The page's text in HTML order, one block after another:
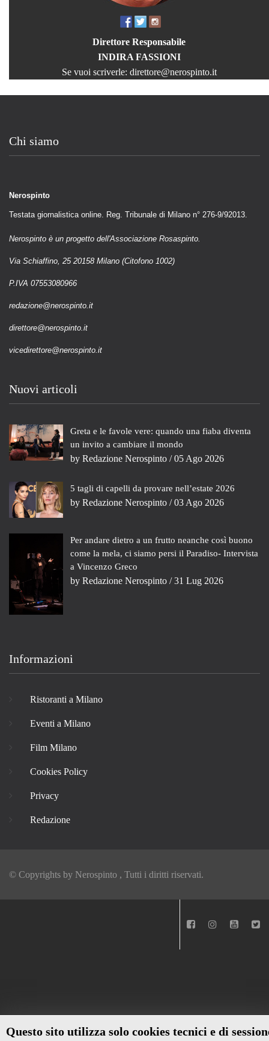
Questo sito utilizza solo cookies tecnici e di
Direttore Responsabile
INDIRA FASSIONI
Se vuoi scriverle: direttore@nerospinto.it
Chi siamo
Nerospinto
Testata giornalistica online. Reg. Tribunale di Milano n° 276-9/92013.
Nerospinto è un progetto dell'Associazione Rosaspinto.
Via Schiaffino, 25 20158 Milano (Citofono 1002)
P.IVA 07553080966
redazione@nerospinto.it
direttore@nerospinto.it
vicedirettore@nerospinto.it
Nuovi articoli
Greta e le favole vere: quando una fiaba diventa
un invito a cambiare il mondo
by Redazione Nerospinto / 05 Ago 2026
5 tagli di capelli da provare nell’estate 2026
by Redazione Nerospinto / 03 Ago 2026
Per andare dietro a un frutto neanche così buono
come la mela, ci siamo persi il Paradiso- Intervista
a Vincenzo Greco
by Redazione Nerospinto / 31 Lug 2026
Informazioni
Ristoranti a Milano
Eventi a Milano
Film Milano
Cookies Policy
Privacy
Redazione
© Copyrights by Nerospinto , Tutti i diritti riservati.